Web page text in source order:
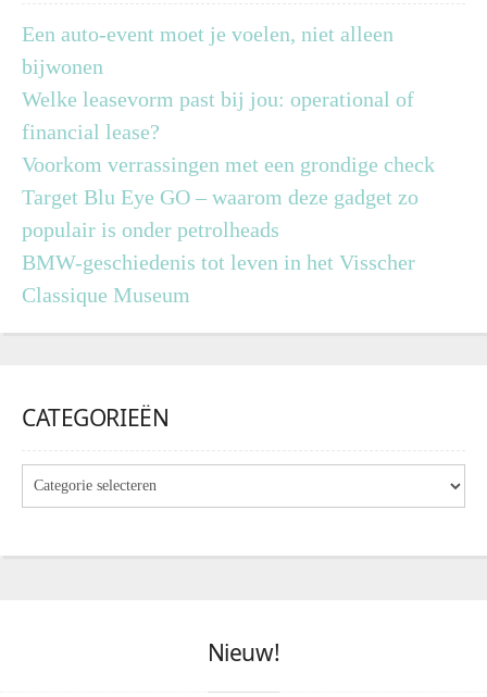
Een auto-event moet je voelen, niet alleen
bijwonen
Welke leasevorm past bij jou: operational of
financial lease?
Voorkom verrassingen met een grondige check
Target Blu Eye GO – waarom deze gadget zo
populair is onder petrolheads
BMW-geschiedenis tot leven in het Visscher
Classique Museum
CATEGORIEËN
Nieuw!